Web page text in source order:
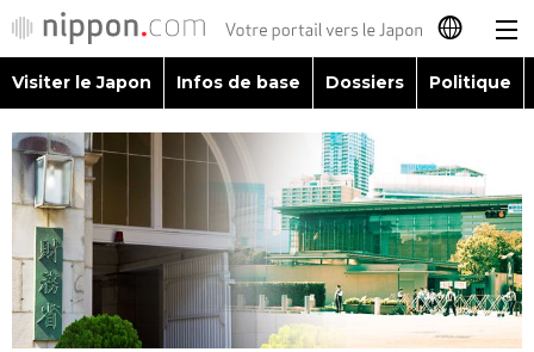
日本語
English
简体字
繁體字
Español
Visiter le Japon
Infos de base
Visiter le Japon Infos de base Dossiers Politique